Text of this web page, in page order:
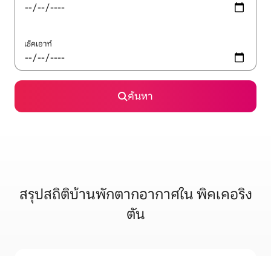
เช็คเอาท์
ค้นหา
สรุปสถิติบ้านพักตากอากาศใน พิคเคอริง
ตัน